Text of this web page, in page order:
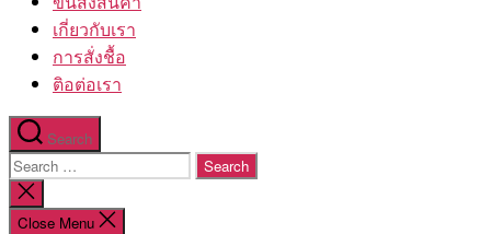
เกี่ยวกับเรา
การสั่งชื้อ
ติอต่อเรา
Search
Search
for:
Close
search
Close Menu